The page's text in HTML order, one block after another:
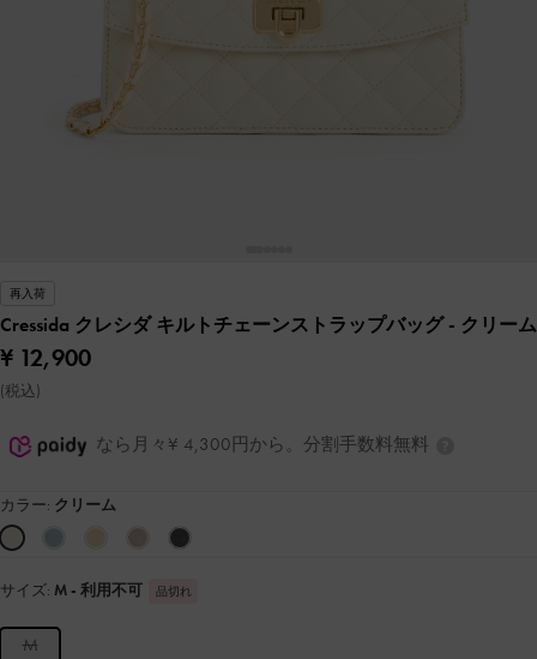
再入荷
Cressida クレシダ キルトチェーンストラップバッグ- クリーム
¥ 12,900
(税込)
なら月々¥ 4,300円から。分割手数料無料
カラー: クリーム
サイズ: M - 利用不可 品切れ
M